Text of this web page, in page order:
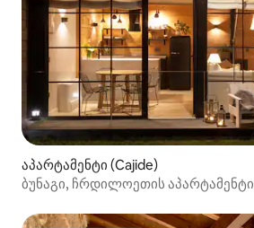
აპარტამენტი (Cajide)
ბუნაგი, ჩრდილოეთის აპარტამენტი